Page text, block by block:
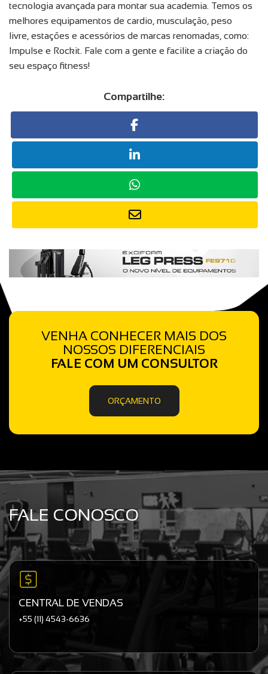
tecnologia avançada para montar sua academia. Temos os
melhores equipamentos de cardio, musculação, peso
livre, estações e acessórios de marcas renomadas, como:
Impulse e Rockit. Fale com a gente e facilite a criação do
seu espaço fitness!
Compartilhe:
VENHA CONHECER MAIS DOS
NOSSOS DIFERENCIAIS
FALE COM UM CONSULTOR
ORÇAMENTO
FALE CONOSCO
CENTRAL DE VENDAS
+55 (11) 4543-6636